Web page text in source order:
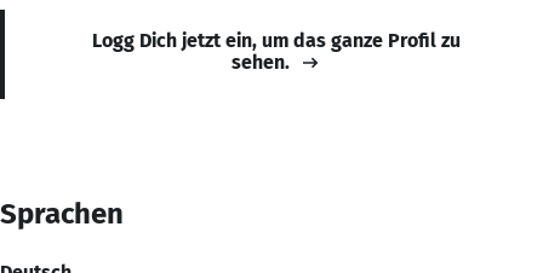
Logg Dich jetzt ein, um das ganze Profil zu
sehen.
Sprachen